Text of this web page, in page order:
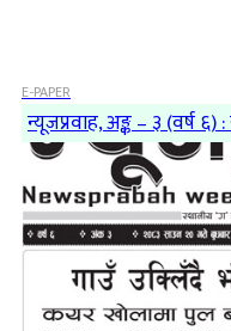
E-PAPER
न्यूजप्रवाह, अङ्क – ३ (वर्ष